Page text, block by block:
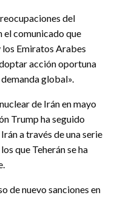
del
el comunicado que
los Emiratos Arabes
acción oportuna
global».
de Irán en mayo
Trump ha seguido
a través de una serie
que Teherán se ha
de nuevo sanciones en